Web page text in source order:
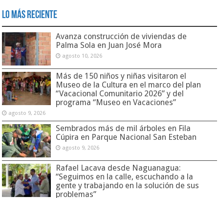
Lo Más Reciente
Avanza construcción de viviendas de
Palma Sola en Juan José Mora
agosto 10, 2026
Más de 150 niños y niñas visitaron el
Museo de la Cultura en el marco del plan
“Vacacional Comunitario 2026” y del
programa “Museo en Vacaciones”
agosto 9, 2026
Sembrados más de mil árboles en Fila
Cúpira en Parque Nacional San Esteban
agosto 9, 2026
Rafael Lacava desde Naguanagua:
“Seguimos en la calle, escuchando a la
gente y trabajando en la solución de sus
problemas”